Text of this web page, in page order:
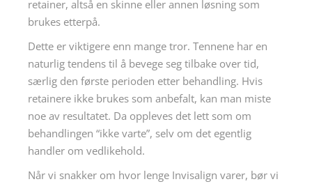
retainer, altså en skinne eller annen løsning som
brukes etterpå.
Dette er viktigere enn mange tror. Tennene har en
naturlig tendens til å bevege seg tilbake over tid,
særlig den første perioden etter behandling. Hvis
retainere ikke brukes som anbefalt, kan man miste
noe av resultatet. Da oppleves det lett som om
behandlingen “ikke varte”, selv om det egentlig
handler om vedlikehold.
Når vi snakker om hvor lenge Invisalign varer, bør vi